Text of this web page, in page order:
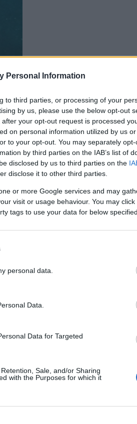
Personal Information
to third parties, or processing of your
by us, please use the below opt-out
your opt-out request is processed
on personal information utilized by us
to your opt-out. You may separately
by third parties on the IAB’s list of
disclosed by us to third parties on the
disclose it to other third parties.
or more Google services and may
visit or usage behaviour. You may
tags to use your data for below
personal data.
Data.
Data for Targeted
Sale, and/or Sharing
with the Purposes for which it